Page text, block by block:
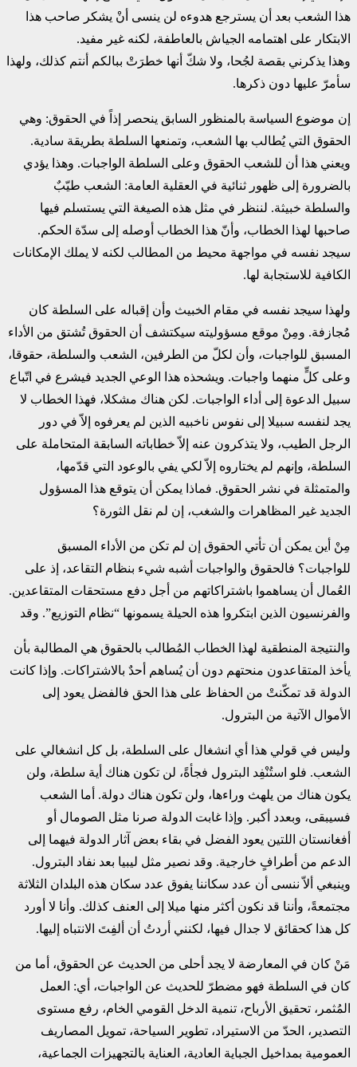
هذا الشعب بعد أن يسترجع هدوءه لن ينسى أنْ يشكر صاحب هذا
الابتكار على اهتمامه الجياش بالعاطفة، لكنه غير مفيد.
وهذا يذكرني بقصة لجُحا، ولا شكّ أنها خطرَتْ ببالكم أنتم كذلك، ولهذا
سأمرّ عليها دون ذكرها.
إن موضوع السياسة بالمنظور السابق ينحصر إذاً في الحقوق: وهي
الحقوق التي يُطالب بها الشعب، وتمنعها السلطة بطريقة سادية.
ويعني هذا أن للشعب الحقوق وعلى السلطة الواجبات. وهذا يؤدي
بالضرورة إلى ظهور ثنائية في العقلية العامة: الشعب طيّبٌ
والسلطة خبيثة. لننظر في مثل هذه الصيغة التي يستسلم فيها
صاحبها لهذا الخطاب، وأنّ هذا الخطاب أوصله إلى سدّة الحكم.
سيجد نفسه في مواجهة محيط من المطالب لكنه لا يملك الإمكانات
الكافية للاستجابة لها.
ولهذا سيجد نفسه في مقام الخبيث وأن إقباله على السلطة كان
مُجازفة. ومِنْ موقع مسؤوليته سيكتشف أن الحقوق تُشتق من الأداء
المسبق للواجبات، وأن لكلّ من الطرفين، الشعب والسلطة، حقوقا،
وعلى كلٍّ منهما واجبات. ويشحذه هذا الوعي الجديد فيشرع في اتّباع
سبيل الدعوة إلى أداء الواجبات. لكن هناك مشكلا، فهذا الخطاب لا
يجد لنفسه سبيلا إلى نفوس ناخبيه الذين لم يعرفوه إلاّ في دور
الرجل الطيب، ولا يتذكرون عنه إلاّ خطاباته السابقة المتحاملة على
السلطة، وإنهم لم يختاروه إلاّ لكي يفي بالوعود التي قدّمها،
والمتمثلة في نشر الحقوق. فماذا يمكن أن يتوقع هذا المسؤول
الجديد غير المظاهرات والشغب، إن لم نقل الثورة؟
مِنْ أين يمكن أن تأتي الحقوق إن لم تكن من الأداء المسبق
للواجبات؟ فالحقوق والواجبات أشبه شيء بنظام التقاعد، إذ على
العُمال أن يساهموا باشتراكاتهم من أجل دفع مستحقات المتقاعدين.
والفرنسيون الذين ابتكروا هذه الحيلة يسمونها “نظام التوزيع”. وقد
والنتيجة المنطقية لهذا الخطاب المُطالب بالحقوق هي المطالبة بأن
يأخذ المتقاعدون منحتهم دون أن يُساهم أحدٌ بالاشتراكات. وإذا كانت
الدولة قد تمكّنتْ من الحفاظ على هذا الحق فالفضل يعود إلى
الأموال الآتية من البترول.
وليس في قولي هذا أي انشغال على السلطة، بل كل انشغالي على
الشعب. فلو استُنْفِد البترول فجأةً، لن تكون هناك أية سلطة، ولن
يكون هناك من يلهث وراءها، ولن تكون هناك دولة. أما الشعب
فسيبقى، وبعدد أكبر. وإذا غابت الدولة صرنا مثل الصومال أو
أفغانستان اللتين يعود الفضل في بقاء بعض آثار الدولة فيهما إلى
الدعم من أطرافٍ خارجية. وقد نصير مثل ليبيا بعد نفاد البترول.
وينبغي ألاّ ننسى أن عدد سكاننا يفوق عدد سكان هذه البلدان الثلاثة
مجتمعةً، وأننا قد نكون أكثر منها ميلا إلى العنف كذلك. وأنا لا أورد
كل هذا كحقائق لا جدال فيها، لكنني أردتُ أن ألفِتَ الانتباه إليها.
مَنْ كان في المعارضة لا يجد أحلى من الحديث عن الحقوق، أما من
كان في السلطة فهو مضطرّ للحديث عن الواجبات، أي: العمل
المُثمر، تحقيق الأرباح، تنمية الدخل القومي الخام، رفع مستوى
التصدير، الحدّ من الاستيراد، تطوير السياحة، تمويل المصاريف
العمومية بمداخيل الجباية العادية، العناية بالتجهيزات الجماعية،